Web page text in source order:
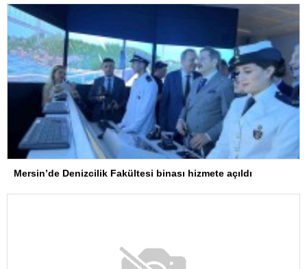
Mersin’de Denizcilik Fakültesi binası hizmete açıldı